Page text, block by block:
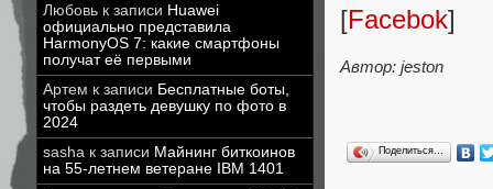
Любовь к записи Huawei
официально представила
HarmonyOS 7: какие смартфоны
получат её первыми
Артем к записи Бесплатные боты,
чтобы раздеть девушку по фото в
2024
sasha к записи Майнинг биткоинов
на 55-летнем ветеране IBM 1401
[Facebok]
Автор: jeston
Поделиться…